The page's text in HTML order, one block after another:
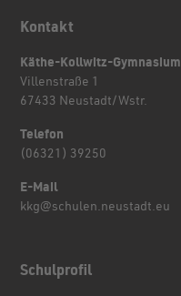
Kontakt
Käthe-Kollwitz-Gymnasium
Villenstraße 1
67433 Neustadt/Wstr.
Telefon
(06321) 39250
E-Mail
kkg@schulen.neustadt.eu
Schulprofil